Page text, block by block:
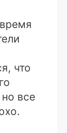
что
все